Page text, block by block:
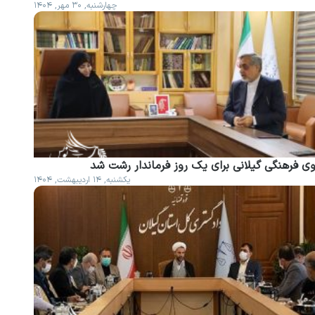
چهارشنبه, ۳۰ مهر, ۱۴۰۴
فرهنگی گیلانی برای یک روز فرماندار رشت شد
یکشنبه, ۱۴ اردیبهشت, ۱۴۰۴